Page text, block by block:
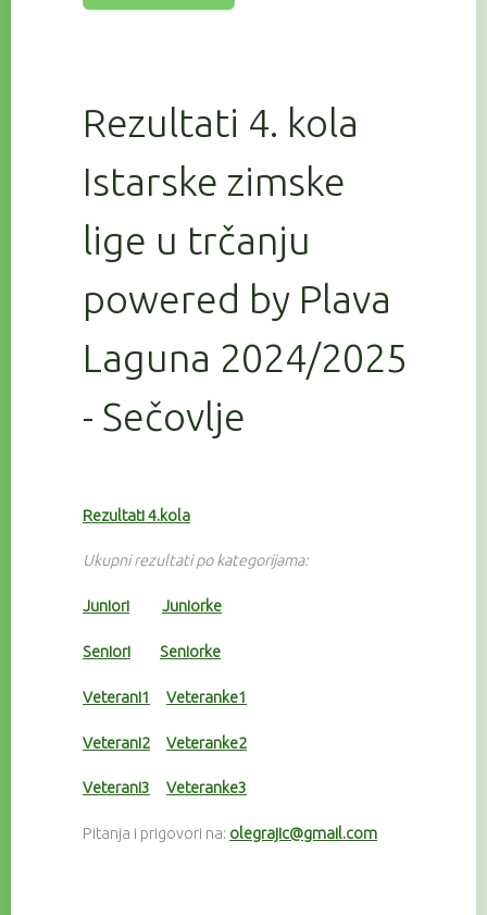
Rezultati 4. kola
Istarske zimske
lige u trčanju
powered by Plava
Laguna 2024/2025
- Sečovlje
Rezultati 4.kola
Ukupni rezultati po kategorijama:
Juniori Juniorke
Seniori Seniorke
Veterani1 Veteranke1
Veterani2 Veteranke2
Veterani3 Veteranke3
Pitanja i prigovori na: olegrajic@gmail.com